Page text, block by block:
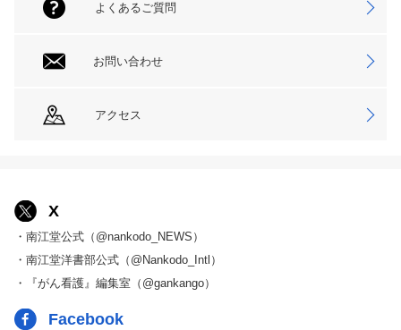
よくあるご質問
お問い合わせ
アクセス
X
・南江堂公式（@nankodo_NEWS）
・南江堂洋書部公式（@Nankodo_Intl）
・『がん看護』編集室（@gankango）
Facebook